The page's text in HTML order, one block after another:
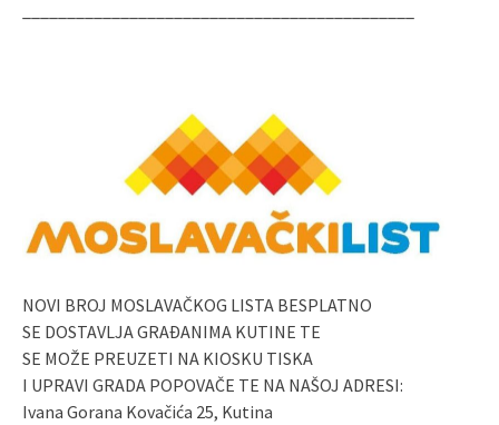
NOVI BROJ MOSLAVAČKOG LISTA BESPLATNO
SE DOSTAVLJA GRAĐANIMA KUTINE TE
SE MOŽE PREUZETI NA KIOSKU TISKA
I UPRAVI GRADA POPOVAČE TE NA NAŠOJ ADRESI:
Ivana Gorana Kovačića 25, Kutina